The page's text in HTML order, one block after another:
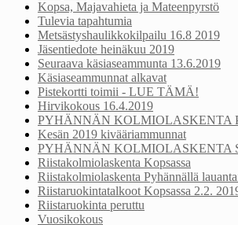
Kopsa, Majavahieta ja Mateenpyrstö
Tulevia tapahtumia
Metsästyshaulikkokilpailu 16.8 2019
Jäsentiedote heinäkuu 2019
Seuraava käsiaseammunta 13.6.2019
Käsiaseammunnat alkavat
Pistekortti toimii - LUE TÄMÄ!
Hirvikokous 16.4.2019
PYHÄNNÄN KOLMIOLASKENTA
Kesän 2019 kivääriammunnat
PYHÄNNÄN KOLMIOLASKENTA
Riistakolmiolaskenta Kopsassa
Riistakolmiolaskenta Pyhännällä
Riistaruokintatalkoot Kopsassa 2.2.
Riistaruokinta peruttu
Vuosikokous